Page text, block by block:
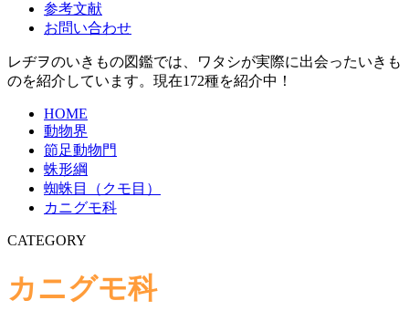
参考文献
お問い合わせ
レヂヲのいきもの図鑑では、ワタシが実際に出会ったいきも
のを紹介しています。現在172種を紹介中！
HOME
動物界
節足動物門
蛛形綱
蜘蛛目（クモ目）
カニグモ科
CATEGORY
カニグモ科